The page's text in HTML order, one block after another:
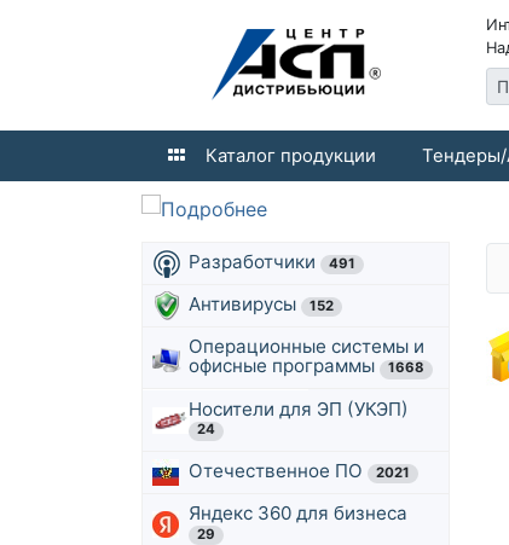
Каталог продукции
Разработчики 491
Антивирусы 152
Операционные системы и
офисные программы
1668
Носители для ЭП (УКЭП)
24
Отечественное ПО 2021
Яндекс 360 для бизнеса
29